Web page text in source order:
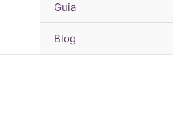
Guia
Blog